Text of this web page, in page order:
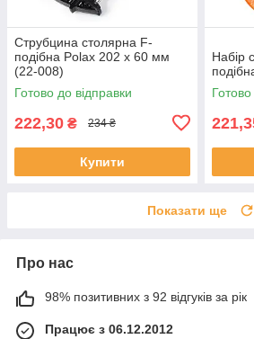
Струбцина столярна F-
подібна Polax 202 х 60 мм
(22-008)
Готово до відправки
222,30 ₴ 234 ₴
Купити
Набір
Показати ще
Про нас
98% позитивних з 92 відгуків за рік
Працює з 06.12.2012